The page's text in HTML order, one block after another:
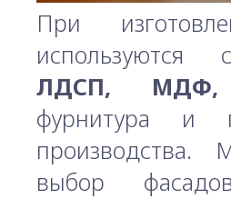
При
используются
ЛДСП,
фурнитура и
выбор